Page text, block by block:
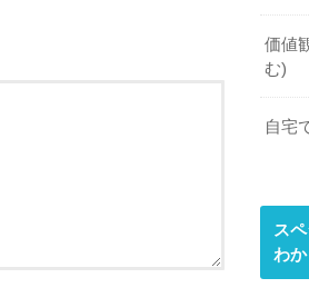
価値
む)
自宅
ス
わか